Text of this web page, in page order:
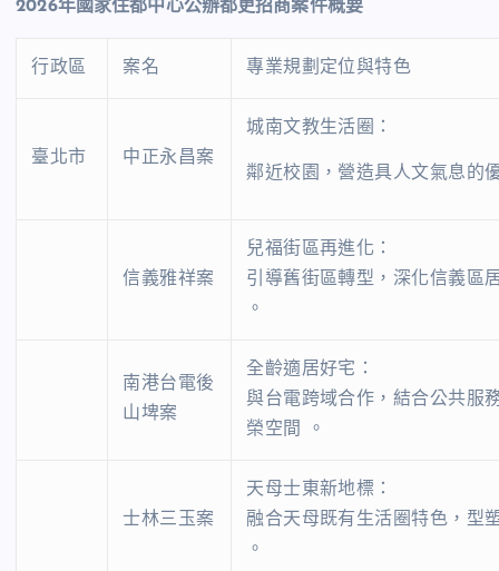
2026年國家住都中心公辦都更招商案件概要
行政區 案名 專業規劃定位與特色
臺北市 中正永昌案
城南文教生活圈：
鄰近校園，營造具人文氣息的
信義雅祥案
兒福街區再進化：
引導舊街區轉型，深化信義區
。
南港台電後
山埤案
全齡適居好宅：
與台電跨域合作，結合公共服
榮空間 。
士林三玉案
天母士東新地標：
融合天母既有生活圈特色，型
。